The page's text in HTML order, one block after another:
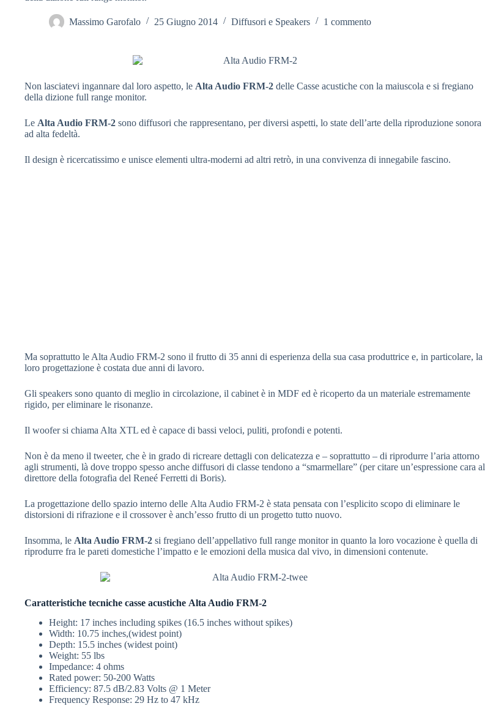
Massimo Garofalo 25 Giugno 2014 Diffusori e Speakers 1 commento
Non lasciatevi ingannare dal loro aspetto, le Alta Audio FRM-2 delle Casse acustiche con la maiuscola e si fregiano
della dizione full range monitor.
Le Alta Audio FRM-2 sono diffusori che rappresentano, per diversi aspetti, lo state dell’arte della riproduzione sonora
ad alta fedeltà.
Il design è ricercatissimo e unisce elementi ultra-moderni ad altri retrò, in una convivenza di innegabile fascino.
Ma soprattutto le Alta Audio FRM-2 sono il frutto di 35 anni di esperienza della sua casa produttrice e, in particolare, la
loro progettazione è costata due anni di lavoro.
Gli speakers sono quanto di meglio in circolazione, il cabinet è in MDF ed è ricoperto da un materiale estremamente
rigido, per eliminare le risonanze.
Il woofer si chiama Alta XTL ed è capace di bassi veloci, puliti, profondi e potenti.
Non è da meno il tweeter, che è in grado di ricreare dettagli con delicatezza e – soprattutto – di riprodurre l’aria attorno
agli strumenti, là dove troppo spesso anche diffusori di classe tendono a “smarmellare” (per citare un’espressione cara al
direttore della fotografia del Reneé Ferretti di Boris).
La progettazione dello spazio interno delle Alta Audio FRM-2 è stata pensata con l’esplicito scopo di eliminare le
distorsioni di rifrazione e il crossover è anch’esso frutto di un progetto tutto nuovo.
Insomma, le Alta Audio FRM-2 si fregiano dell’appellativo full range monitor in quanto la loro vocazione è quella di
riprodurre fra le pareti domestiche l’impatto e le emozioni della musica dal vivo, in dimensioni contenute.
Caratteristiche tecniche casse acustiche Alta Audio FRM-2
Height: 17 inches including spikes (16.5 inches without spikes)
Width: 10.75 inches,(widest point)
Depth: 15.5 inches (widest point)
Weight: 55 lbs
Impedance: 4 ohms
Rated power: 50-200 Watts
Efficiency: 87.5 dB/2.83 Volts @ 1 Meter
Frequency Response: 29 Hz to 47 kHz